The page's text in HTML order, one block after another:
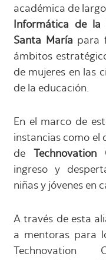
académica de
Informática de la
Santa María para
ámbitos
de mujeres en las
de la educación.
En el marco de
instancias como el
de
Technovation
ingreso y
niñas y jóvenes en
A través de esta
a mentoras para
Technovation